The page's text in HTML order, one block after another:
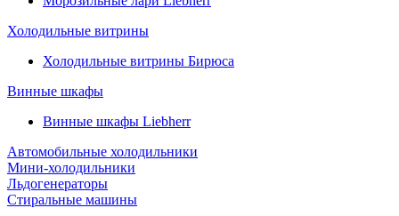
Холодильные витрины
Холодильные витрины Бирюса
Винные шкафы
Винные шкафы Liebherr
Автомобильные холодильники
Мини-холодильники
Льдогенераторы
Стиральные машины